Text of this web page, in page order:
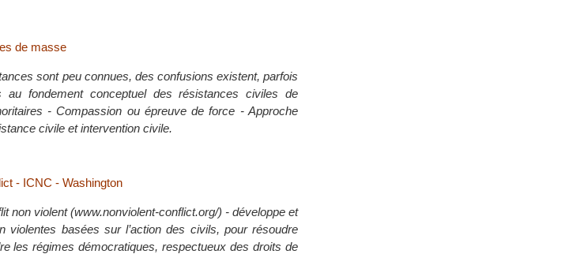
de masse
sont peu connues, des confusions existent, parfois
au fondement conceptuel des résistances civiles de
- Compassion ou épreuve de force - Approche
civile et intervention civile.
- ICNC - Washington
non violent (www.nonviolent-conflict.org/) - développe et
violentes basées sur l’action des civils, pour résoudre
les régimes démocratiques, respectueux des droits de